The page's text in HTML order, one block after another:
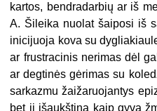
kartos, bendradarbių ar iš
A. Šileika nuolat šaiposi iš
inicijuoja kova su
ar frustracinis nerimas dėl
ar degtinės gėrimas su
sarkazmu žaižaruojantys
bet jį išaukština kaip gyvą